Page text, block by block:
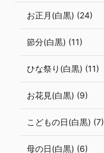
お正月(白黒) (24)
節分(白黒) (11)
ひな祭り(白黒) (11)
お花見(白黒) (9)
こどもの日(白黒) (7)
母の日(白黒) (6)